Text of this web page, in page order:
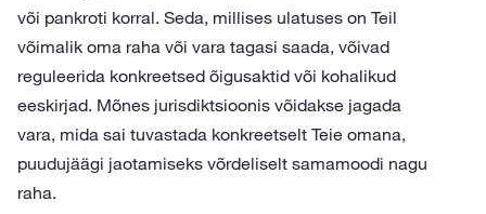
või pankroti korral. Seda, millises ulatuses on Teil
võimalik oma raha või vara tagasi saada, võivad
reguleerida konkreetsed õigusaktid või kohalikud
eeskirjad. Mõnes jurisdiktsioonis võidakse jagada
vara, mida sai tuvastada konkreetselt Teie omana,
puudujäägi jaotamiseks võrdeliselt samamoodi nagu
raha.